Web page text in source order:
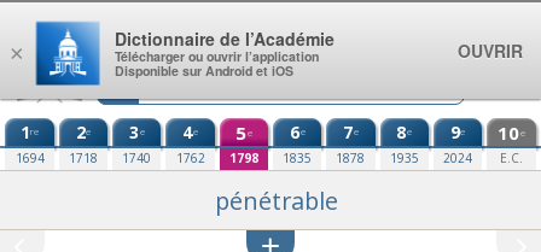
Aller au contenu
1re
1694
2e
1718
3e
1740
4e
1762
5e
1798
6e
1835
7e
1878
8e
1935
9e
2024
10e
E.C.
pénétrable
×
Dictionnaire de l’Académie
Télécharger ou ouvrir l’application
Disponible sur Android et iOS
OUVRIR